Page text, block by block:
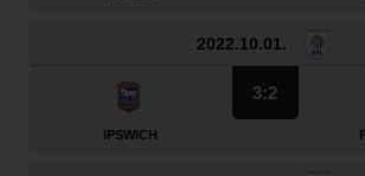
2022.10.01.
IPSWICH
3:2